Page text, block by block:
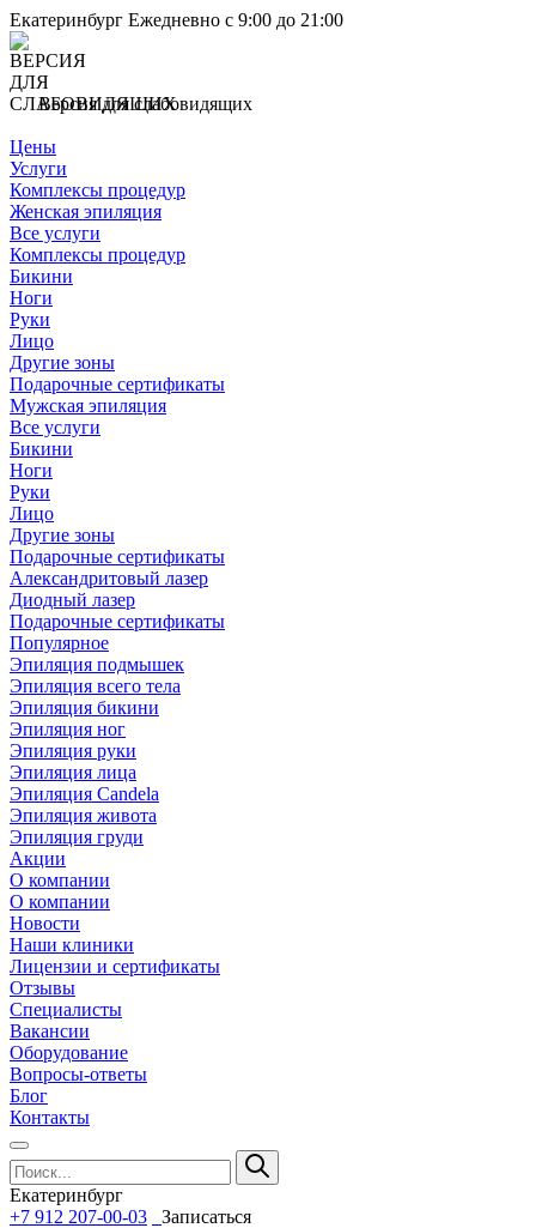
Екатеринбург Ежедневно с 9:00 до 21:00
Версия для слабовидящих
Цены
Услуги
Комплексы процедур
Женская эпиляция
Все услуги
Комплексы процедур
Бикини
Ноги
Руки
Лицо
Другие зоны
Подарочные сертификаты
Мужская эпиляция
Все услуги
Бикини
Ноги
Руки
Лицо
Другие зоны
Подарочные сертификаты
Александритовый лазер
Диодный лазер
Подарочные сертификаты
Популярное
Эпиляция подмышек
Эпиляция всего тела
Эпиляция бикини
Эпиляция ног
Эпиляция руки
Эпиляция лица
Эпиляция Candela
Эпиляция живота
Эпиляция груди
Акции
О компании
О компании
Новости
Наши клиники
Лицензии и сертификаты
Отзывы
Специалисты
Вакансии
Оборудование
Вопросы-ответы
Блог
Контакты
Екатеринбург
+7 912 207-00-03
Записаться